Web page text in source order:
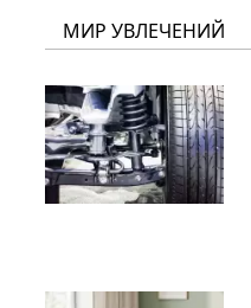
МИР УВЛЕЧЕНИЙ